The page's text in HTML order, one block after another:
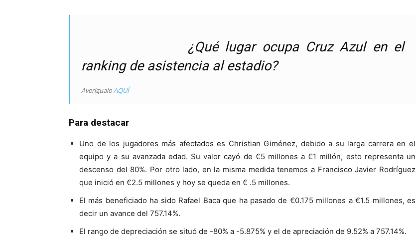
¿Qué lugar ocupa Cruz Azul en el
ranking de asistencia al estadio?
AverígualoAQUÍ
Para destacar
Uno de los jugadores más afectados es Christian Giménez, debido a su larga carrera en el
equipo y a su avanzada edad. Su valor cayó de €5 millones a €1 millón, esto representa un
descenso del 80%. Por otro lado, en la misma medida tenemos a Francisco Javier Rodríguez
que inició en €2.5 millones y hoy se queda en € .5 millones.
El más beneficiado ha sido Rafael Baca que ha pasado de €0.175 millones a €1.5 millones, es
decir un avance del 757.14%.
El rango de depreciación se situó de -80% a -5.875% y el de apreciación de 9.52% a 757.14%.